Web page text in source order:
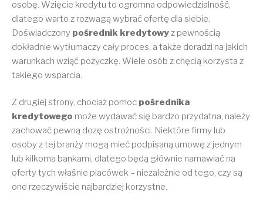
osobę. Wzięcie kredytu to ogromna odpowiedzialność,
dlatego warto z rozwagą wybrać ofertę dla siebie.
Doświadczony pośrednik kredytowy z pewnością
dokładnie wytłumaczy cały proces, a także doradzi na jakich
warunkach wziąć pożyczkę. Wiele osób z chęcią korzysta z
takiego wsparcia.
Z drugiej strony, chociaż pomoc pośrednika
kredytowego może wydawać się bardzo przydatna, należy
zachować pewną dozę ostrożności. Niektóre firmy lub
osoby z tej branży mogą mieć podpisaną umowę z jednym
lub kilkoma bankami, dlatego będą głównie namawiać na
oferty tych właśnie placówek – niezależnie od tego, czy są
one rzeczywiście najbardziej korzystne.